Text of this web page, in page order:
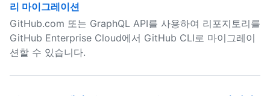
리 마이그레이션
GitHub.com 또는 GraphQL API를 사용하여 리포지토리를
GitHub Enterprise Cloud에서 GitHub CLI로 마이그레이
션할 수 있습니다.